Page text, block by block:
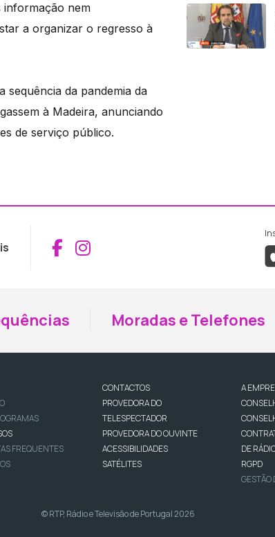
informação nem
a organizar o regresso à
sequência da pandemia da
à Madeira, anunciando
de serviço público.
Aceder ao Facebook da
Aceder ao Instagram
Moradas e Telefones
FREQUENTES
CONTACTOS
PROVEDORA DO
TELESPECTADOR
PROVEDORA DO OUVINTE
ACESSIBILIDADES
SATÉLITES
A
DE
RGPD
GESTÃO
© RTP, Rádio e Televisão de Portugal 2026